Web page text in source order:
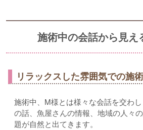
施術中の会話から見え
リラックスした雰囲気での施術
施術中、M様とは様々な会話を交わ
の話、魚屋さんの情報、地域の人々
題が自然と出てきます。